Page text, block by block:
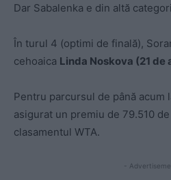
Dar Sabalenka e din altă
În turul 4 (optimi de finală),
cehoaica Linda Noskova (21 de
Pentru parcursul de până acum
asigurat un premiu de 79.510
clasamentul WTA.
-